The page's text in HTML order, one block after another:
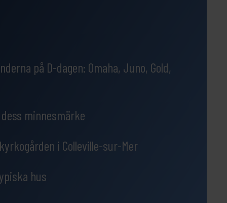
på D-dagen: Omaha, Juno, Gold,
minnesmärke
i Colleville-sur-Mer
hus